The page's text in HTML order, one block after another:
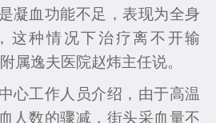
凝血功能不足，表现为全身
这种情况下治疗离不开输
属逸夫医院赵炜主任说。
工作人员介绍，由于高温
人数的骤减，街头采血量不